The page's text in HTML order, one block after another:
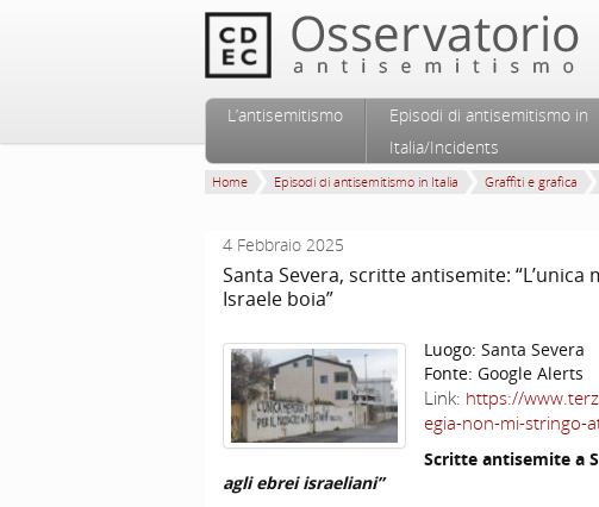
Menu principale
Vai al contenuto principale
Vai al contenuto secondario
L’antisemitismo
Episodi di antisemitismo in
Italia/Incidents
Home Episodi di antisemitismo in Italia Graffiti e grafica
4 Febbraio 2025
Santa Severa, scritte antisemite:
Israele boia”
Luogo: Santa Severa
Fonte: Google Alerts
Link: https://
egia-non-mi-stringo-
Scritte antisemite a
agli ebrei israeliani”